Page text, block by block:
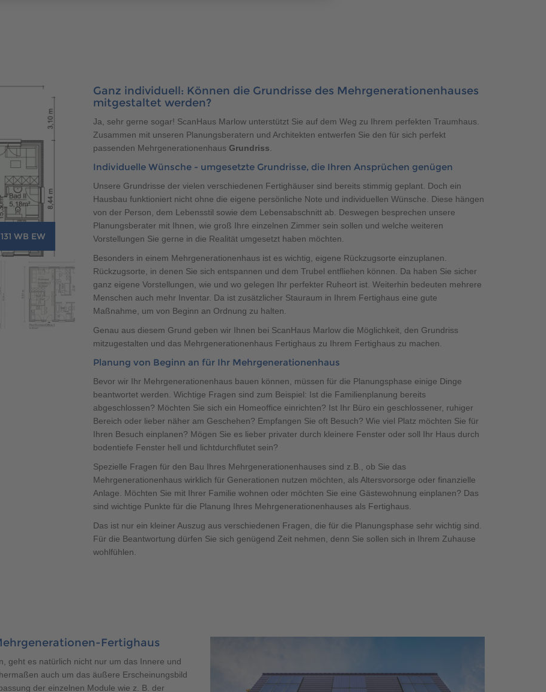
WB EW MEHRGENERATIONENHAUS FERTIGHAUS: SH 137 WB EW
Ganz individuell: Können die Grundrisse des Mehrgenerationenhauses
mitgestaltet werden?
Ja, sehr gerne sogar! ScanHaus Marlow unterstützt Sie auf dem Weg zu Ihrem perfekten Traumhaus.
Zusammen mit unseren Planungsberatern und Architekten entwerfen Sie den für sich perfekt
passenden Mehrgenerationenhaus Grundriss
Individuelle Wünsche - umgesetzte Grundrisse, die Ihren Ansprüchen genügen
Unsere Grundrisse der vielen verschiedenen Fertighäuser sind bereits stimmig geplant. Doch ein
Hausbau funktioniert nicht ohne die eigene persönliche Note und individuellen Wünsche. Diese hängen
von der Person, dem Lebensstil sowie dem Lebensabschnitt ab. Deswegen besprechen unsere
Planungsberater mit Ihnen, wie groß Ihre einzelnen Zimmer sein sollen und welche weiteren
Vorstellungen Sie gerne in die Realität umgesetzt haben möchten.
Besonders in einem Mehrgenerationenhaus ist es wichtig, eigene Rückzugsorte einzuplanen.
Rückzugsorte, in denen Sie sich entspannen und dem Trubel entfliehen können. Da haben Sie sicher
ganz eigene Vorstellungen, wie und wo gelegen Ihr perfekter Ruheort ist. Weiterhin bedeuten mehrere
Menschen auch mehr Inventar. Da ist zusätzlicher Stauraum in Ihrem Fertighaus eine gute
Maßnahme, um von Beginn an Ordnung zu halten.
Genau aus diesem Grund geben wir Ihnen bei ScanHaus Marlow die Möglichkeit, den Grundriss
mitzugestalten und das Mehrgenerationenhaus Fertighaus zu Ihrem Fertighaus zu machen.
Planung von Beginn an für Ihr Mehrgenerationenhaus
Bevor wir Ihr Mehrgenerationenhaus bauen können, müssen für die Planungsphase einige Dinge
beantwortet werden. Wichtige Fragen sind zum Beispiel: Ist die Familienplanung bereits
abgeschlossen? Möchten Sie sich ein Homeoffice einrichten? Ist Ihr Büro ein geschlossener, ruhiger
Bereich oder lieber näher am Geschehen? Empfangen Sie oft Besuch? Wie viel Platz möchten Sie für
Ihren Besuch einplanen? Mögen Sie es lieber privater durch kleinere Fenster oder soll Ihr Haus durch
bodentiefe Fenster hell und lichtdurchflutet sein?
Spezielle Fragen für den Bau Ihres Mehrgenerationenhauses sind z.B., ob Sie das
Mehrgenerationenhaus wirklich für Generationen nutzen möchten, als Altersvorsorge oder finanzielle
Anlage. Möchten Sie mit Ihrer Familie wohnen oder möchten Sie eine Gästewohnung einplanen? Das
sind wichtige Punkte für die Planung Ihres Mehrgenerationenhauses als Fertighaus.
Das ist nur ein kleiner Auszug aus verschiedenen Fragen, die für die Planungsphase sehr wichtig sind.
Für die Beantwortung dürfen Sie sich genügend Zeit nehmen, denn Sie sollen sich in Ihrem Zuhause
wohlfühlen.
Fertighaus
geht es natürlich nicht nur um das Innere und
auch um das äußere Erscheinungsbild
der einzelnen Module wie z. B. der